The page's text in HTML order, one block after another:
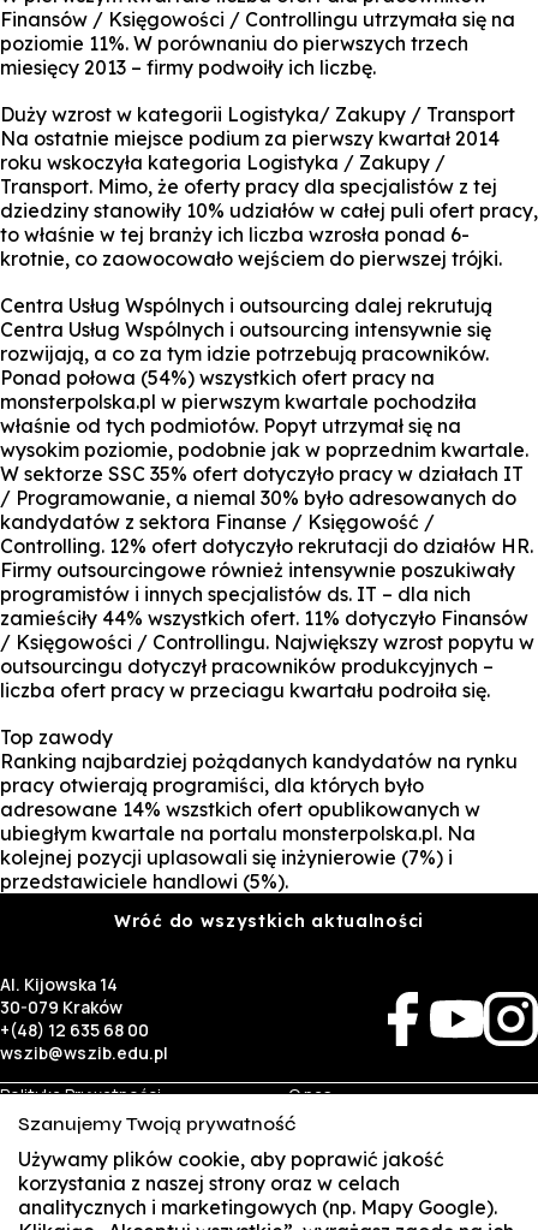
Finansów / Księgowości / Controllingu utrzymała się na
poziomie 11%. W porównaniu do pierwszych trzech
miesięcy 2013 – firmy podwoiły ich liczbę.
Duży wzrost w kategorii Logistyka/ Zakupy / Transport
Na ostatnie miejsce podium za pierwszy kwartał 2014
roku wskoczyła kategoria Logistyka / Zakupy /
Transport. Mimo, że oferty pracy dla specjalistów z tej
dziedziny stanowiły 10% udziałów w całej puli ofert pracy,
to właśnie w tej branży ich liczba wzrosła ponad 6-
krotnie, co zaowocowało wejściem do pierwszej trójki.
Centra Usług Wspólnych i outsourcing dalej rekrutują
Centra Usług Wspólnych i outsourcing intensywnie się
rozwijają, a co za tym idzie potrzebują pracowników.
Ponad połowa (54%) wszystkich ofert pracy na
monsterpolska.pl w pierwszym kwartale pochodziła
właśnie od tych podmiotów. Popyt utrzymał się na
wysokim poziomie, podobnie jak w poprzednim kwartale.
W sektorze SSC 35% ofert dotyczyło pracy w działach IT
/ Programowanie, a niemal 30% było adresowanych do
kandydatów z sektora Finanse / Księgowość /
Controlling. 12% ofert dotyczyło rekrutacji do działów HR.
Firmy outsourcingowe również intensywnie poszukiwały
programistów i innych specjalistów ds. IT – dla nich
zamieściły 44% wszystkich ofert. 11% dotyczyło Finansów
/ Księgowości / Controllingu. Największy wzrost popytu w
outsourcingu dotyczył pracowników produkcyjnych –
liczba ofert pracy w przeciagu kwartału podroiła się.
Top zawody
Ranking najbardziej pożądanych kandydatów na rynku
pracy otwierają programiści, dla których było
adresowane 14% wszstkich ofert opublikowanych w
ubiegłym kwartale na portalu monsterpolska.pl. Na
kolejnej pozycji uplasowali się inżynierowie (7%) i
przedstawiciele handlowi (5%).
Wróć do wszystkich aktualności
Al. Kijowska 14
30-079 Kraków
+(48) 12 635 68 00
wszib@wszib.edu.pl
Polityka Prywatności
RODO
Identyfikacja wizualna
O nas
Rekrutacja
Studia
Kontakt
Biznes Student
Szanujemy Twoją prywatność
Używamy plików cookie, aby poprawić jakość
korzystania z naszej strony oraz w celach
analitycznych i marketingowych (np. Mapy Google).